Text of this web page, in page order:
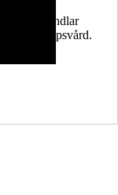
förvandlar
kroppsvård.